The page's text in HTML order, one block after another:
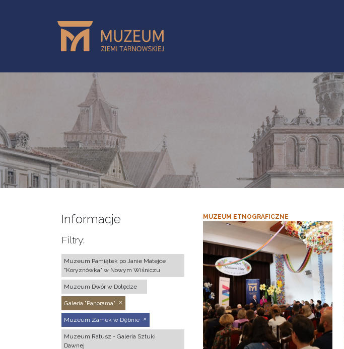
Informacje
Filtry:
Muzeum Pamiątek po Janie Matejce
"Koryznówka" w Nowym Wiśniczu
Muzeum Dwór w Dołędze
Galeria "Panorama"
Muzeum Zamek w Dębnie
Muzeum Ratusz - Galeria Sztuki
Dawnej
MUZEUM ETNOGRAFICZNE